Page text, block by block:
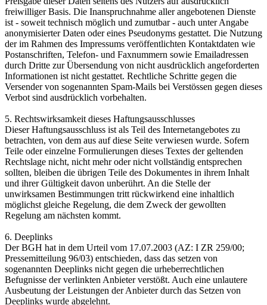
freiwilliger Basis. Die Inanspruchnahme aller angebotenen Dienste
ist - soweit technisch möglich und zumutbar - auch unter Angabe
anonymisierter Daten oder eines Pseudonyms gestattet. Die Nutzung
der im Rahmen des Impressums veröffentlichten Kontaktdaten wie
Postanschriften, Telefon- und Faxnummern sowie Emailadressen
durch Dritte zur Übersendung von nicht ausdrücklich angeforderten
Informationen ist nicht gestattet. Rechtliche Schritte gegen die
Versender von sogenannten Spam-Mails bei Verstössen gegen dieses
Verbot sind ausdrücklich vorbehalten.
5. Rechtswirksamkeit dieses Haftungsausschlusses
Dieser Haftungsausschluss ist als Teil des Internetangebotes zu
betrachten, von dem aus auf diese Seite verwiesen wurde. Sofern
Teile oder einzelne Formulierungen dieses Textes der geltenden
Rechtslage nicht, nicht mehr oder nicht vollständig entsprechen
sollten, bleiben die übrigen Teile des Dokumentes in ihrem Inhalt
und ihrer Gültigkeit davon unberührt. An die Stelle der
unwirksamen Bestimmungen tritt rückwirkend eine inhaltlich
möglichst gleiche Regelung, die dem Zweck der gewollten
Regelung am nächsten kommt.
6. Deeplinks
Der BGH hat in dem Urteil vom 17.07.2003 (AZ: I ZR 259/00;
Pressemitteilung 96/03) entschieden, dass das setzen von
sogenannten Deeplinks nicht gegen die urheberrechtlichen
Befugnisse der verlinkten Anbieter verstößt. Auch eine unlautere
Ausbeutung der Leistungen der Anbieter durch das Setzen von
Deeplinks wurde abgelehnt.